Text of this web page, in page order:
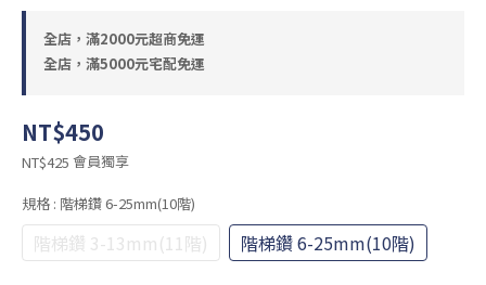
全店，滿2000元超商免運
全店，滿5000元宅配免運
NT$450
NT$425 會員獨享
規格 : 階梯鑽 6-25mm(10階)
階梯鑽 3-13mm(11階) 階梯鑽 6-25mm(10階)